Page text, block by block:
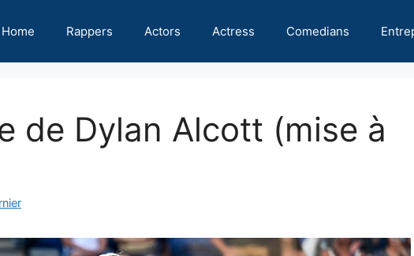
Home Rappers Actors Actress Comedians
de Dylan Alcott (mise à